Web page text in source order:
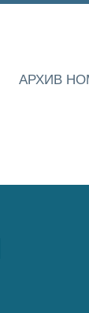
АРХИВ